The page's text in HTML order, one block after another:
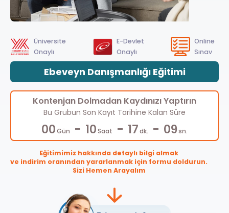
Üniversite
Onaylı
E-Devlet
Onaylı
Online
Sınav
Ebeveyn Danışmanlığı Eğitimi
Kontenjan Dolmadan Kaydınızı Yaptırın
Bu Grubun Son Kayıt Tarihine Kalan Süre
00Gün - 10Saat - 17dk. - 09sn.
Eğitimimiz hakkında detaylı bilgi almak
ve indirim oranından yararlanmak için formu doldurun.
Sizi Hemen Arayalım